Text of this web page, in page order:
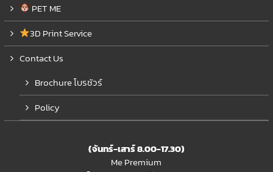
PET ME
3D Print Service
Contact Us
Brochure โบรชัวร์
Policy
(จันทร์-เสาร์ 8.00-17.30)
Me Premium